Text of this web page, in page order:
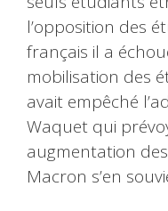
l’opposition des
français il a
mobilisation des
avait empêché
Waquet qui
augmentation
Macron s’en